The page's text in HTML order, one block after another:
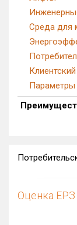
Среда для
Параметры
Оценка ЕРЗ